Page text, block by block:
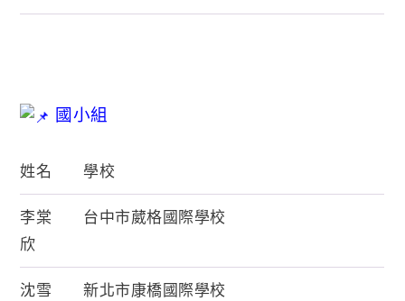
國小組
姓名 學校
李棠
欣
台中市葳格國際學校
沈雪
新北市康橋國際學校